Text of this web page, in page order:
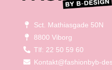
Sct. Mathiasgade 50N
8800 Viborg
Tlf: 22 50 59 60
Kontakt@fashionbyb-